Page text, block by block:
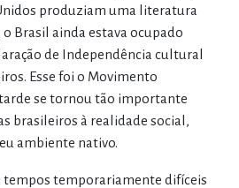
produziam uma literatura
Brasil ainda estava ocupado
de Independência cultural
Esse foi o Movimento
se tornou tão importante
brasileiros à realidade social,
ambiente nativo.
tempos temporariamente difíceis